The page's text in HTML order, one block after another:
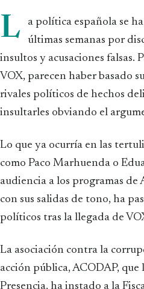
L
a política española se
últimas semanas por
insultos y acusaciones falsas.
VOX, parecen haber basado
rivales políticos de hechos
insultarles obviando el
Lo que ya ocurría en las
como Paco Marhuenda o
audiencia a los programas
con sus salidas de tono, ha
políticos tras la llegada de
La asociación contra la
acción pública, ACODAP,
Presencia, ha instado a la